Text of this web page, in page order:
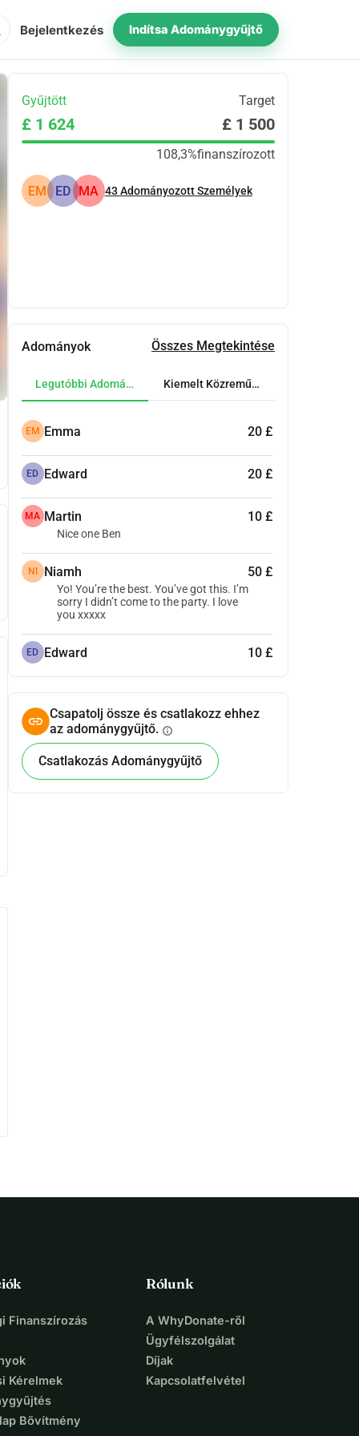
Bejelentkezés Indítsa Adománygyűjtő
Gyűjtött Target
£ 1 624 £ 1 500
108,3%finanszírozott
EM ED MA 43Adományozott Személyek
Adományok Összes Megtekintése
Legutóbbi Adományok Kiemelt Közreműködők
EM Emma 20 £
ED Edward 20 £
MA Martin 10 £
Nice one Ben
NI Niamh 50 £
Yo! You’re the best. You’ve got this. I’m
sorry I didn’t come to the party. I love
you xxxxx
ED Edward 10 £
Csapatolj össze és csatlakozz ehhez
az adománygyűjtő. info
Csatlakozás Adománygyűjtő
Finanszírozás
Kérelmek
Bővítmény
Rólunk
A WhyDonate-ről
Ügyfélszolgálat
Díjak
Kapcsolatfelvétel